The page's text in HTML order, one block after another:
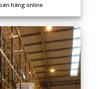
hàng online